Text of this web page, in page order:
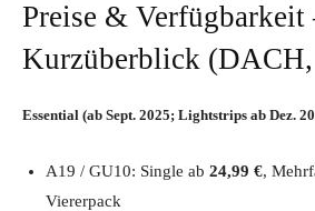
Preise & Verfügbarkeit
Kurzüberblick
Essential (ab Sept. 2025; Lightstrips ab Dez.
A19 / GU10: Single ab 24,99 €,
Viererpack